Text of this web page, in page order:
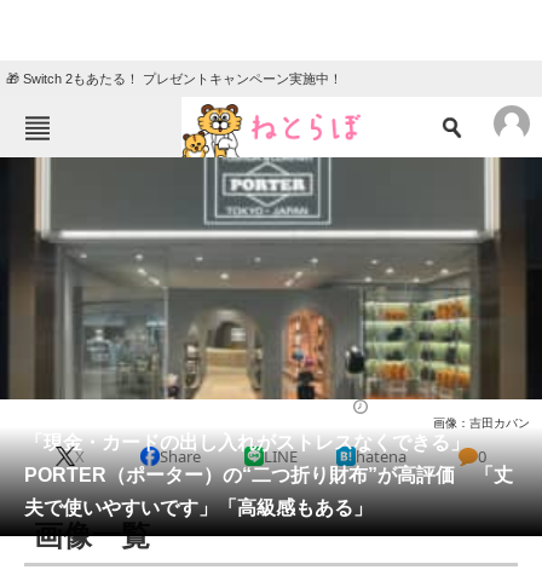
🎁 Switch 2もあたる！ プレゼントキャンペーン実施中！
ニュース
エンタメ
地域
教育・育児
リサーチ
会員記事
メディア
注目記事を集めた総合ページ
「現金・カードの出し入れがストレスなくできる」
PORTER（ポーター）の“二つ折り財布”が高評価 「丈
夫で使いやすいです」「高級感もある」
画像：吉田カバン
X Share LINE hatena 0
画像一覧